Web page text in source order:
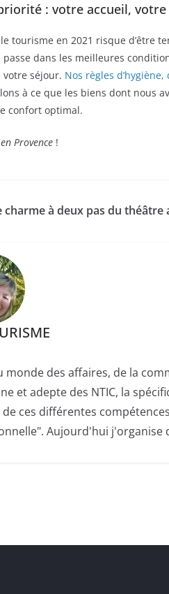
: votre accueil,
tourisme en 2021 risque d’être
passe dans les meilleures
séjour. Nos règles
à ce que les biens dont nous
confort optimal.
Provence !
charme à deux pas du théâtre
monde des affaires, de la
et adepte des NTIC, la
ces différentes
Aujourd'hui j'organise